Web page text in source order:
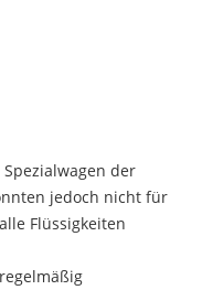
der
jedoch nicht für
Flüssigkeiten